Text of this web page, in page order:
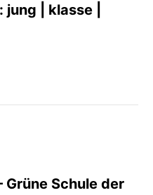
| klasse |
Grüne Schule der